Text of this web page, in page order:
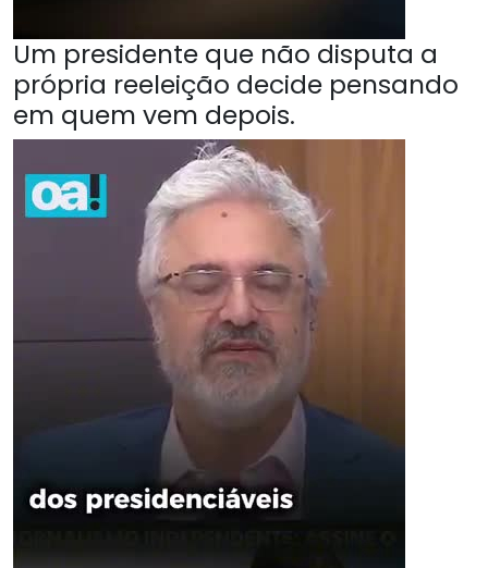
Um presidente que não disputa a
própria reeleição decide pensando
em quem vem depois.